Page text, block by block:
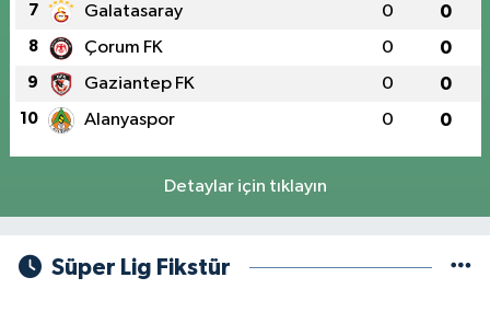
7 Galatasaray 0 0
8 Çorum FK 0 0
9 Gaziantep FK 0 0
10 Alanyaspor 0 0
Detaylar için tıklayın
Süper Lig Fikstür